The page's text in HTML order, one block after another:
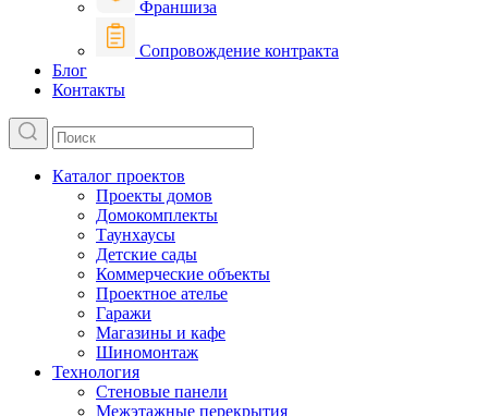
Франшиза
Сопровождение контракта
Блог
Контакты
Каталог проектов
Проекты домов
Домокомплекты
Таунхаусы
Детские сады
Коммерческие объекты
Проектное ателье
Гаражи
Магазины и кафе
Шиномонтаж
Технология
Стеновые панели
Межэтажные перекрытия